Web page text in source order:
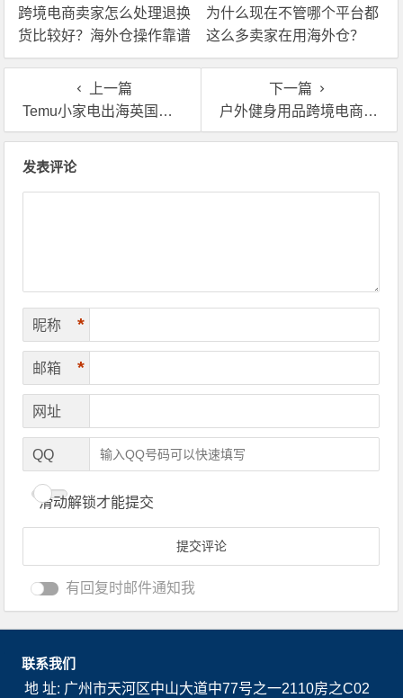
跨境电商卖家怎么处理退换
货比较好？海外仓操作靠谱
吗？
为什么现在不管哪个平台都
这么多卖家在用海外仓？
上一篇
Temu小家电出海英国，平台认证海外仓一件代发很重要吗？
下一篇
户外健身用品跨境电商，为什么这么多卖家用英国海外仓
发表评论
昵称 *
邮箱 *
网址
QQ
滑动解锁才能提交
有回复时邮件通知我
联系我们
地 址: 广州市天河区中山大道中77号之一2110房之C02